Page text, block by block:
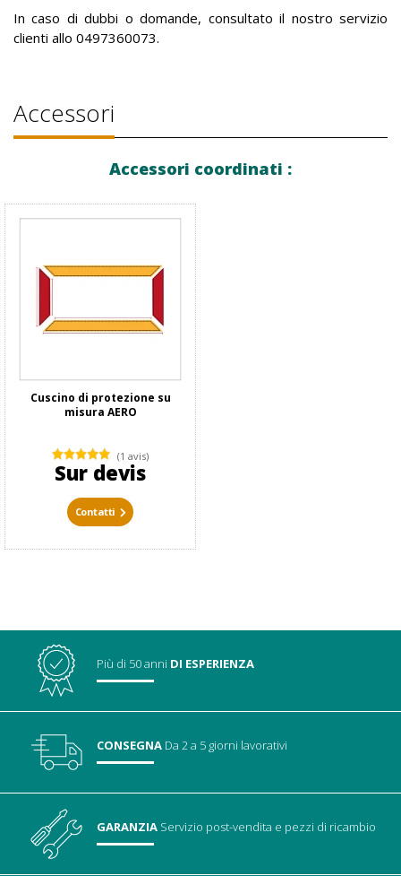
In caso di dubbi o domande, consultato il nostro servizio
clienti allo 0497360073.
Accessori
Accessori coordinati :
Cuscino di protezione su
misura AERO
(1 avis)
Sur devis
Contatti
Più di 50 anni DI ESPERIENZA
CONSEGNA Da 2 a 5 giorni lavorativi
GARANZIA Servizio post-vendita e pezzi di ricambio